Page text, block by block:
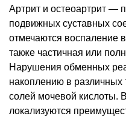
Артрит и остеоартрит —
подвижных суставных
отмечаются воспаление
также частичная или
Нарушения обменных
накоплению в различных
солей мочевой кислоты.
локализуются